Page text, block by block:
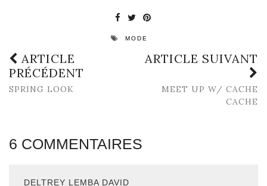
MODE
ARTICLE
PRÉCÉDENT
SPRING LOOK
ARTICLE SUIVANT
MEET UP W/ CACHE
CACHE
6 COMMENTAIRES
DELTREY LEMBA DAVID